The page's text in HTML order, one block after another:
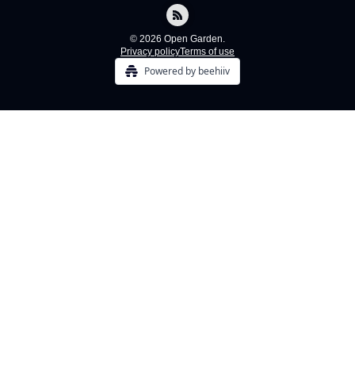
© 2026 Open Garden.
Privacy policyTerms of use
Powered by beehiiv